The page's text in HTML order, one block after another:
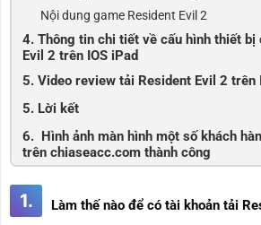
Nội dung game Resident Evil 2
4. Thông tin chi tiết về cấu hình thiết bị
Evil 2 trên IOS iPad
5. Video review tải Resident Evil 2 trên
5. Lời kết
6. Hình ảnh màn hình một số khách
trên chiaseacc.com thành công
1.
Làm thế nào để có tài khoản tải